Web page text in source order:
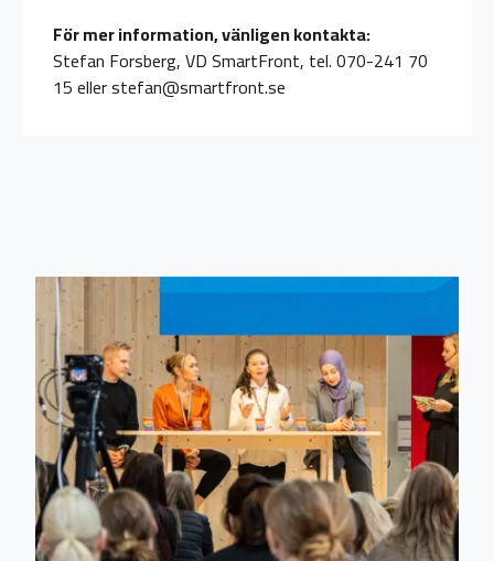
För mer information, vänligen kontakta:
Stefan Forsberg, VD SmartFront, tel. 070-241 70
15 eller stefan@smartfront.se